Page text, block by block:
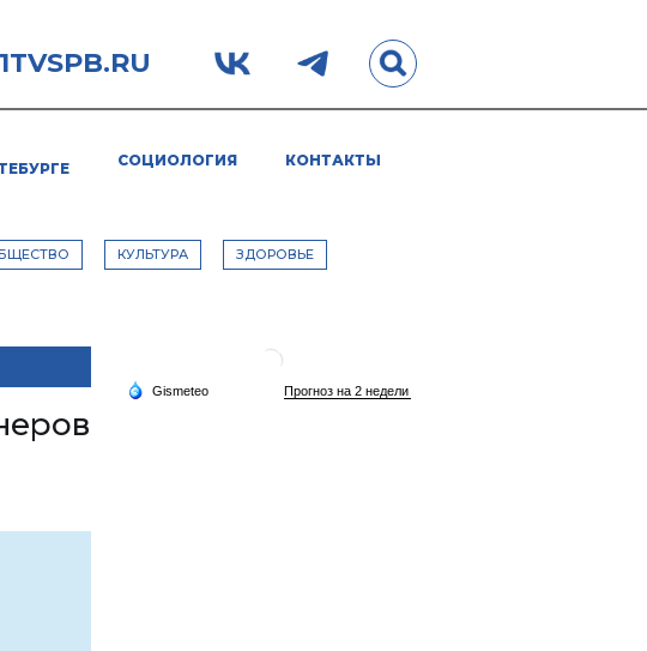
1TVSPB.RU
СОЦИОЛОГИЯ КОНТАКТЫ
КУЛЬТУРА ЗДОРОВЬЕ